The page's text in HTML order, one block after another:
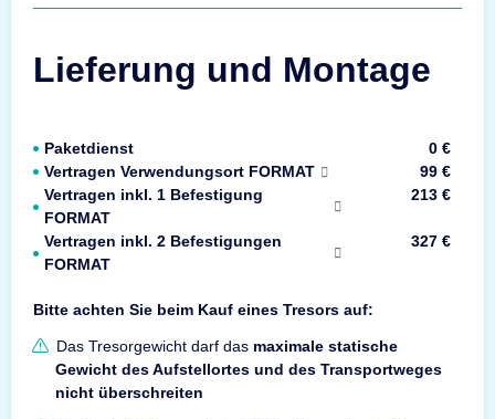
Lieferung und Montage
Paketdienst
0 €
Vertragen Verwendungsort FORMAT
99 €
Vertragen inkl. 1 Befestigung
FORMAT
213 €
Vertragen inkl. 2 Befestigungen
FORMAT
327 €
Bitte achten Sie beim Kauf eines Tresors auf:
Das Tresorgewicht darf das maximale statische
Gewicht des Aufstellortes und des Transportweges
nicht überschreiten